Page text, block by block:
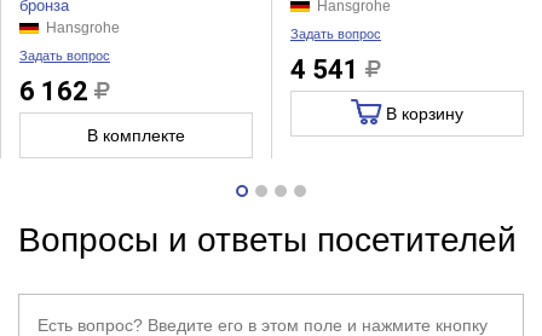
бронза
Hansgrohe
Задать вопрос
6 162
В комплекте
Hansgrohe
Задать вопрос
4 541
В корзину
Вопросы и ответы посетителей